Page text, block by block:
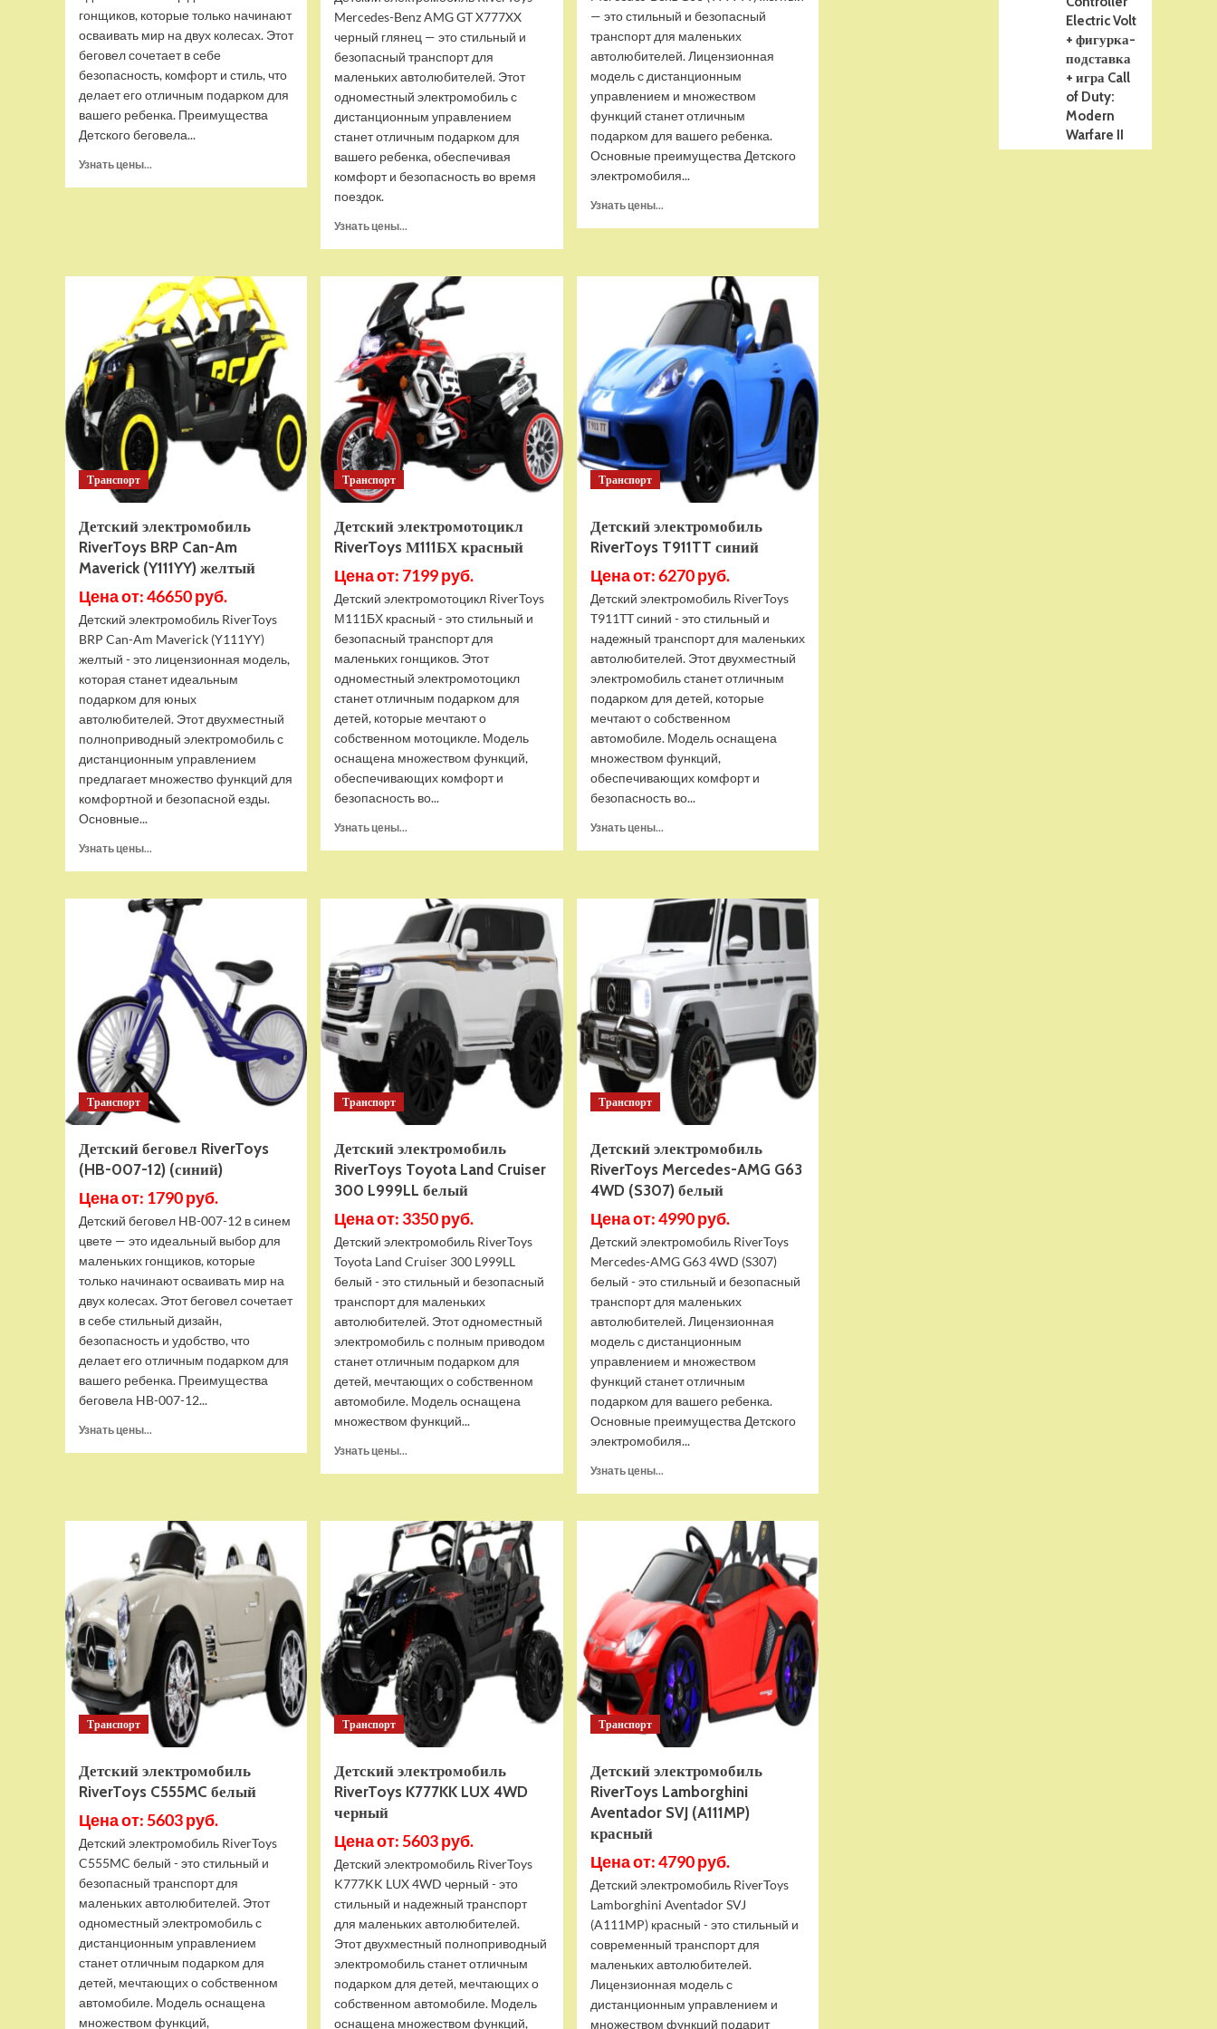
гонщиков, которые только начинают
осваивать мир на двух колесах. Этот
беговел сочетает в себе
безопасность, комфорт и стиль, что
делает его отличным подарком для
вашего ребенка. Преимущества
Детского беговела...
Узнать цены...
001)
(черный)
Mercedes-Benz AMG GT X777XX
черный глянец — это стильный и
безопасный транспорт для
маленьких автолюбителей. Этот
одноместный электромобиль с
дистанционным управлением
станет отличным подарком для
вашего ребенка, обеспечивая
комфорт и безопасность во время
поездок.
Узнать цены...
Детский
электромобиль
RiverToys
Mercedes-
Benz
AMG
GT
X777XX
черный
глянец
— это стильный и безопасный
транспорт для маленьких
автолюбителей. Лицензионная
модель с дистанционным
управлением и множеством
функций станет отличным
подарком для вашего ребенка.
Основные преимущества Детского
электромобиля...
Узнать цены...
Mercedes-
Benz
G63
(T999TT)
желтый
Транспорт
Детский электромобиль
RiverToys BRP Can-Am
Maverick (Y111YY) желтый
Цена от: 46650 руб.
Детский электромобиль RiverToys
BRP Can-Am Maverick (Y111YY)
желтый - это лицензионная модель,
которая станет идеальным
подарком для юных
автолюбителей. Этот двухместный
полноприводный электромобиль с
дистанционным управлением
предлагает множество функций для
комфортной и безопасной езды.
Основные...
Узнать цены...
Детский
электромобиль
RiverToys
BRP
Can-
Am
Maverick
(Y111YY)
желтый
Транспорт
Детский электромотоцикл
RiverToys М111БХ красный
Цена от: 7199 руб.
Детский электромотоцикл RiverToys
М111БХ красный - это стильный и
безопасный транспорт для
маленьких гонщиков. Этот
одноместный электромотоцикл
станет отличным подарком для
детей, которые мечтают о
собственном мотоцикле. Модель
оснащена множеством функций,
обеспечивающих комфорт и
безопасность во...
Узнать цены...
RiverToys
М111БХ
красный
Транспорт
Детский электромобиль
RiverToys T911TT синий
Цена от: 6270 руб.
Детский электромобиль RiverToys
T911TT синий - это стильный и
надежный транспорт для маленьких
автолюбителей. Этот двухместный
электромобиль станет отличным
подарком для детей, которые
мечтают о собственном
автомобиле. Модель оснащена
множеством функций,
обеспечивающих комфорт и
безопасность во...
Узнать цены...
RiverToys
синий
Транспорт
Детский беговел RiverToys
(HB-007-12) (синий)
Цена от: 1790 руб.
Детский беговел HB-007-12 в синем
цвете — это идеальный выбор для
маленьких гонщиков, которые
только начинают осваивать мир на
двух колесах. Этот беговел сочетает
в себе стильный дизайн,
безопасность и удобство, что
делает его отличным подарком для
вашего ребенка. Преимущества
беговела HB-007-12...
Узнать цены...
(HB-
007-
12)
(синий)
Транспорт
Детский электромобиль
RiverToys Toyota Land Cruiser
300 L999LL белый
Цена от: 3350 руб.
Детский электромобиль RiverToys
Toyota Land Cruiser 300 L999LL
белый - это стильный и безопасный
транспорт для маленьких
автолюбителей. Этот одноместный
электромобиль с полным приводом
станет отличным подарком для
детей, мечтающих о собственном
автомобиле. Модель оснащена
множеством функций...
Узнать цены...
RiverToys
Toyota
Land
Cruiser
300
белый
Транспорт
Детский электромобиль
RiverToys Mercedes-AMG G63
4WD (S307) белый
Цена от: 4990 руб.
Детский электромобиль RiverToys
Mercedes-AMG G63 4WD (S307)
белый - это стильный и безопасный
транспорт для маленьких
автолюбителей. Лицензионная
модель с дистанционным
управлением и множеством
функций станет отличным
подарком для вашего ребенка.
Основные преимущества Детского
электромобиля...
Узнать цены...
Детский
электромобиль
RiverToys
Mercedes-
AMG
G63
4WD
(S307)
белый
Транспорт
Детский электромобиль
RiverToys C555MC белый
Цена от: 5603 руб.
Детский электромобиль RiverToys
C555MC белый - это стильный и
безопасный транспорт для
маленьких автолюбителей. Этот
одноместный электромобиль с
дистанционным управлением
станет отличным подарком для
детей, мечтающих о собственном
автомобиле. Модель оснащена
множеством функций,
Транспорт
Детский электромобиль
RiverToys K777KK LUX 4WD
черный
Цена от: 5603 руб.
Детский электромобиль RiverToys
K777KK LUX 4WD черный - это
стильный и надежный транспорт
для маленьких автолюбителей.
Этот двухместный полноприводный
электромобиль станет отличным
подарком для детей, мечтающих о
собственном автомобиле. Модель
оснащена множеством функций,
Транспорт
Детский электромобиль
RiverToys Lamborghini
Aventador SVJ (A111MP)
красный
Цена от: 4790 руб.
Детский электромобиль RiverToys
Lamborghini Aventador SVJ
(A111MP) красный - это стильный и
современный транспорт для
маленьких автолюбителей.
Лицензионная модель с
дистанционным управлением и
множеством функций подарит
Electric Volt
+ фигурка-
подставка
+ игра Call
of Duty:
Modern
Warfare II